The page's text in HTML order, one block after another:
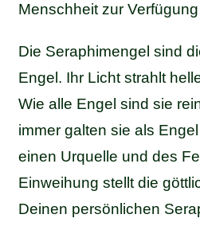
Menschheit zur
Die Seraphimengel sind
Engel. Ihr Licht strahlt
Wie alle Engel sind sie
immer galten sie als
einen Urquelle und des
Einweihung stellt die
Deinen persönlichen